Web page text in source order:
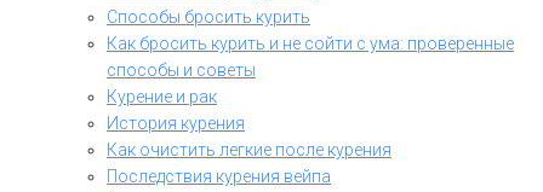
Способы бросить курить
Как бросить курить и не сойти с ума: проверенные
способы и советы
Курение и рак
История курения
Как очистить легкие после курения
Последствия курения вейпа